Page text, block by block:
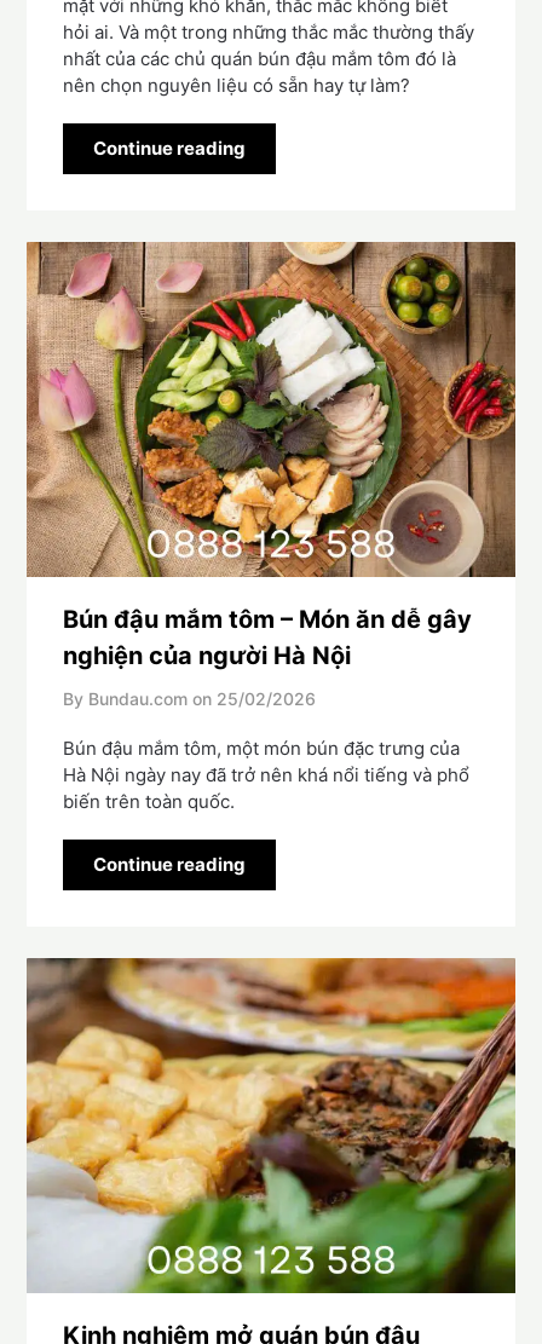
mặt với những khó khăn, thắc mắc không biết
hỏi ai. Và một trong những thắc mắc thường thấy
nhất của các chủ quán bún đậu mắm tôm đó là
nên chọn nguyên liệu có sẵn hay tự làm?
Continue reading
Bún đậu mắm tôm – Món ăn dễ gây
nghiện của người Hà Nội
By Bundau.com on 25/02/2026
Bún đậu mắm tôm, một món bún đặc trưng của
Hà Nội ngày nay đã trở nên khá nổi tiếng và phổ
biến trên toàn quốc.
Continue reading
Kinh nghiệm mở quán bún đậu